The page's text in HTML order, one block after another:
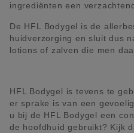
ingrediënten een
De HFL Bodygel is de
huidverzorging en sluit dus
lotions of zalven die men
HFL Bodygel is tevens te
er sprake is van een
u bij de HFL Bodygel een
de hoofdhuid gebruikt? Kijk